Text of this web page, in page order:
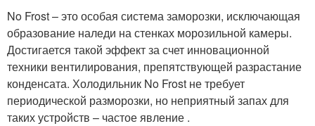
No Frost – это особая система заморозки, исключающая
образование наледи на стенках морозильной камеры.
Достигается такой эффект за счет инновационной
техники вентилирования, препятствующей разрастание
конденсата. Холодильник No Frost не требует
периодической разморозки, но неприятный запах для
таких устройств – частое явление .